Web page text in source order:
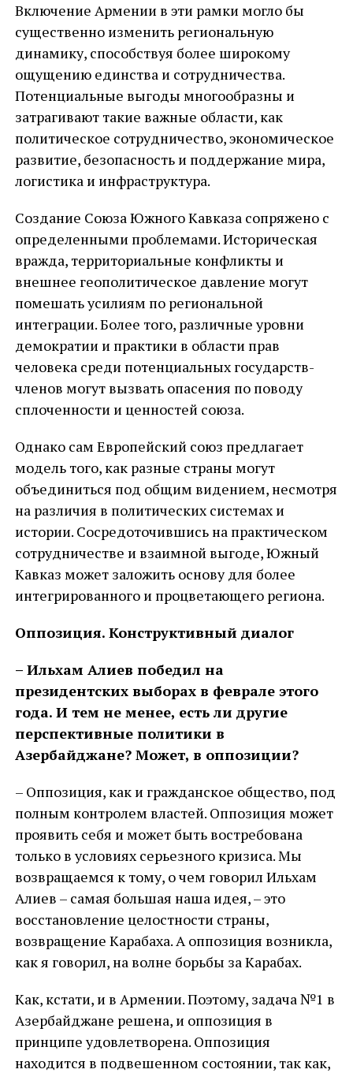
Включение Армении в эти рамки могло бы
существенно изменить региональную
динамику, способствуя более широкому
ощущению единства и сотрудничества.
Потенциальные выгоды многообразны и
затрагивают такие важные области, как
политическое сотрудничество, экономическое
развитие, безопасность и поддержание мира,
логистика и инфраструктура.
Создание Союза Южного Кавказа сопряжено с
определенными проблемами. Историческая
вражда, территориальные конфликты и
внешнее геополитическое давление могут
помешать усилиям по региональной
интеграции. Более того, различные уровни
демократии и практики в области прав
человека среди потенциальных государств-
членов могут вызвать опасения по поводу
сплоченности и ценностей союза.
Однако сам Европейский союз предлагает
модель того, как разные страны могут
объединиться под общим видением, несмотря
на различия в политических системах и
истории. Сосредоточившись на практическом
сотрудничестве и взаимной выгоде, Южный
Кавказ может заложить основу для более
интегрированного и процветающего региона.
Оппозиция. Конструктивный диалог
– Ильхам Алиев победил на
президентских выборах в феврале этого
года. И тем не менее, есть ли другие
перспективные политики в
Азербайджане? Может, в оппозиции?
– Оппозиция, как и гражданское общество, под
полным контролем властей. Оппозиция может
проявить себя и может быть востребована
только в условиях серьезного кризиса. Мы
возвращаемся к тому, о чем говорил Ильхам
Алиев – самая большая наша идея, – это
восстановление целостности страны,
возвращение Карабаха. А оппозиция возникла,
как я говорил, на волне борьбы за Карабах.
Как, кстати, и в Армении. Поэтому, задача №1 в
Азербайджане решена, и оппозиция в
принципе удовлетворена. Оппозиция
находится в подвешенном состоянии, так как,